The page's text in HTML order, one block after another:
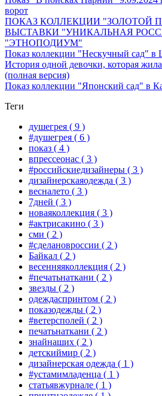
ворот
ПОКАЗ КОЛЛЕКЦИИ "ЗОЛОТОЙ
ВЫСТАВКИ "УНИКАЛЬНАЯ
"ЭТНОПОДИУМ"
Показ коллекции "Нескучный сад"
История одной девочки, которая
(полная версия)
Показ коллекции "Японский сад" в
Теги
душегрея ( 9 )
#душегрея ( 6 )
показ ( 4 )
впрессеонас ( 3 )
#российскиедизайнеры ( 3 )
дизайнерскаяодежда ( 3 )
весналето ( 3 )
7дней ( 3 )
новаяколлекция ( 3 )
#актрисакино ( 3 )
сми ( 2 )
#сделановроссии ( 2 )
Байкал ( 2 )
весенняяколлекция ( 2 )
#печатьнаткани ( 2 )
звезды ( 2 )
одеждаспринтом ( 2 )
показодежды ( 2 )
#ветерсполей ( 2 )
печатьнаткани ( 2 )
знайнаших ( 2 )
детскиймир ( 2 )
дизайнерская одежда ( 1 )
#устамимладенца ( 1 )
статьявжурнале ( 1 )